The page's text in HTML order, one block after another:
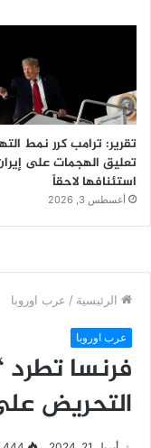
تقرير: ترامب كرر نمط
تعليق الهجمات على
استئنافها لاحقاً
أغسطس 3, 2026